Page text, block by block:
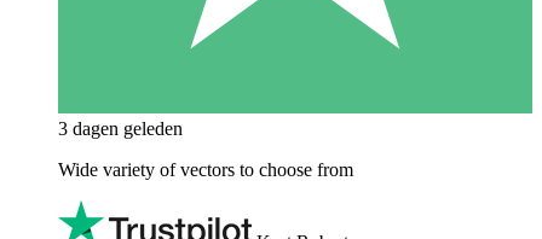
3 dagen geleden
Wide variety of vectors to choose from